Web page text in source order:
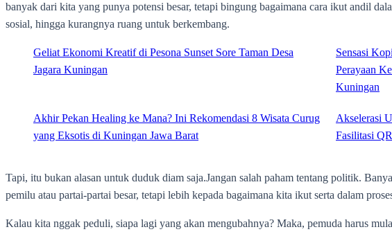
banyak dari kita yang punya potensi besar, tetapi bingung bagaimana cara ikut andil
sosial, hingga kurangnya ruang untuk berkembang.
Geliat Ekonomi Kreatif di Pesona Sunset Sore Taman Desa
Jagara Kuningan
Sensasi
Perayaan
Kuningan
Akhir Pekan Healing ke Mana? Ini Rekomendasi 8 Wisata Curug
yang Eksotis di Kuningan Jawa Barat
Akselerasi
Fasilitasi
Tapi, itu bukan alasan untuk duduk diam saja.‎Jangan salah paham tentang politik.
pemilu atau partai-partai besar, tetapi lebih kepada bagaimana kita ikut serta dalam
Kalau kita nggak peduli, siapa lagi yang akan mengubahnya? Maka, pemuda harus